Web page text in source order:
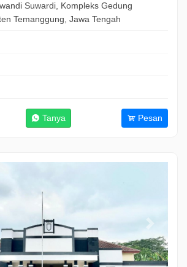
Suwardi, Kompleks Gedung
Temanggung, Jawa Tengah
Tanya Pesan